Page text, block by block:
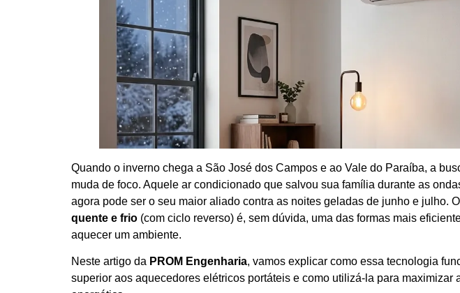
Quando o inverno chega a São José dos Campos e ao Vale do Paraíba, a
muda de foco. Aquele ar condicionado que salvou sua família durante as
agora pode ser o seu maior aliado contra as noites geladas de junho e julho. O
quente e frio (com ciclo reverso) é, sem dúvida, uma das formas mais
aquecer um ambiente.
Neste artigo da PROM Engenharia, vamos explicar como essa tecnologia
superior aos aquecedores elétricos portáteis e como utilizá-la para maximizar